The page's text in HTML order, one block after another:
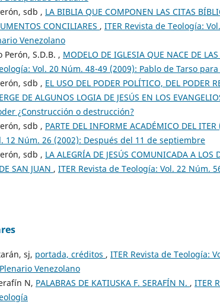
sdb , LA BIBLIA QUE COMPONEN LAS CITAS
CONCILIARES , ITER Revista de Teología:
Venezolano
Perón, S.D.B. , MODELO DE IGLESIA QUE NACE DE
Vol. 20 Núm. 48-49 (2009): Pablo de Tarso
sdb , EL USO DEL PODER POLÍTICO, DEL PODER
DE ALGUNOS LOGIA DE JESÚS EN LOS
¿Construcción o destrucción?
sdb , PARTE DEL INFORME ACADÉMICO DEL
12 Núm. 26 (2002): Después del 11 de septiembre
sdb , LA ALEGRÍA DE JESÚS COMUNICADA A LOS
SAN JUAN , ITER Revista de Teología: Vol. 22 Núm.
sj, portada, créditos , ITER Revista de Teología:
Venezolano
N, PALABRAS DE KATIUSKA F. SERAFÍN N. , ITER